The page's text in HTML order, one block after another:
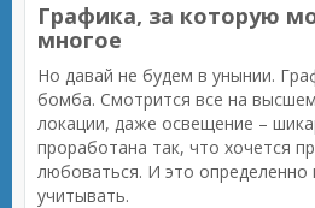
Графика, за которую
многое
Но давай не будем в унынии.
бомба. Смотрится все на
локации, даже освещение –
проработана так, что хочется
любоваться. И это определенно
учитывать.